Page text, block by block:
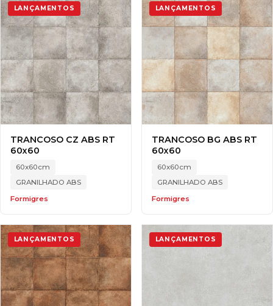
LANÇAMENTOS
TRANCOSO CZ ABS RT
60x60
60x60cm
GRANILHADO ABS
Formigres
LANÇAMENTOS
TRANCOSO BG ABS RT
60x60
60x60cm
GRANILHADO ABS
Formigres
LANÇAMENTOS LANÇAMENTOS